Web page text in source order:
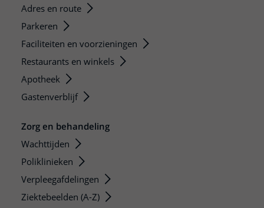
Adres en route
Parkeren
Faciliteiten en voorzieningen
Restaurants en winkels
Apotheek
Gastenverblijf
Zorg en behandeling
Wachttijden
Poliklinieken
Verpleegafdelingen
Ziektebeelden (A-Z)